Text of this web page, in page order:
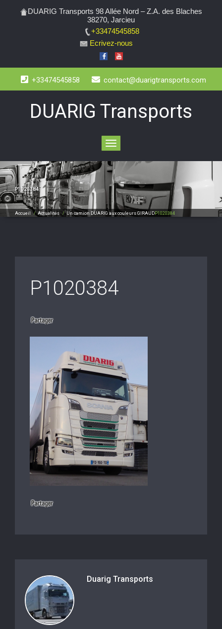
DUARIG Transports 98 Allée Nord – Z.A. des Blaches
38270, Jarcieu
+33474545858
Ecrivez-nous
+33474545858 contact@duarigtransports.com
DUARIG Transports
Toggle
navigation
P1020384
Accueil /Actualités / Un camion DUARIG aux couleurs GIRAUDP1020384
P1020384
Duarig Transports